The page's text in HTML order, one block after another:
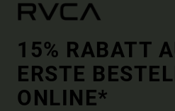
15% RABATT
ERSTE
ONLINE*